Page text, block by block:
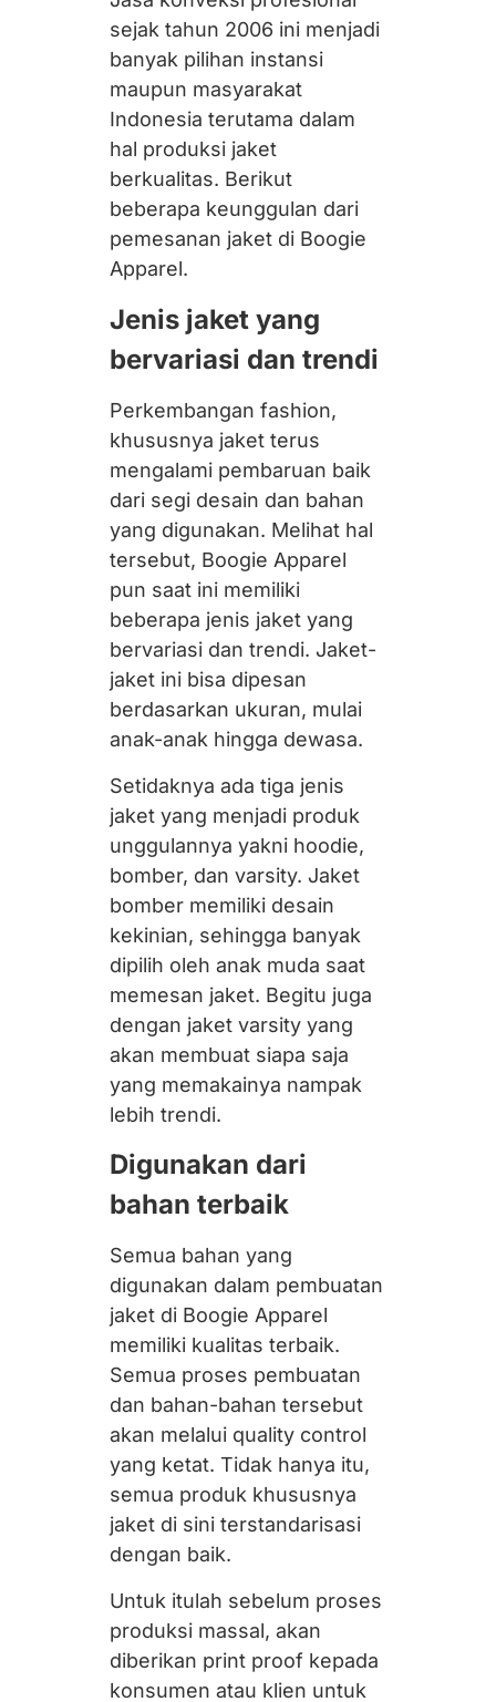
sejak tahun 2006 ini menjadi
banyak pilihan instansi
maupun masyarakat
Indonesia terutama dalam
hal produksi jaket
berkualitas. Berikut
beberapa keunggulan dari
pemesanan jaket di Boogie
Apparel.
Jenis jaket yang
bervariasi dan trendi
Perkembangan fashion,
khususnya jaket terus
mengalami pembaruan baik
dari segi desain dan bahan
yang digunakan. Melihat hal
tersebut, Boogie Apparel
pun saat ini memiliki
beberapa jenis jaket yang
bervariasi dan trendi. Jaket-
jaket ini bisa dipesan
berdasarkan ukuran, mulai
anak-anak hingga dewasa.
Setidaknya ada tiga jenis
jaket yang menjadi produk
unggulannya yakni hoodie,
bomber, dan varsity. Jaket
bomber memiliki desain
kekinian, sehingga banyak
dipilih oleh anak muda saat
memesan jaket. Begitu juga
dengan jaket varsity yang
akan membuat siapa saja
yang memakainya nampak
lebih trendi.
Digunakan dari
bahan terbaik
Semua bahan yang
digunakan dalam pembuatan
jaket di Boogie Apparel
memiliki kualitas terbaik.
Semua proses pembuatan
dan bahan-bahan tersebut
akan melalui quality control
yang ketat. Tidak hanya itu,
semua produk khususnya
jaket di sini terstandarisasi
dengan baik.
Untuk itulah sebelum proses
produksi massal, akan
diberikan print proof kepada
konsumen atau klien untuk